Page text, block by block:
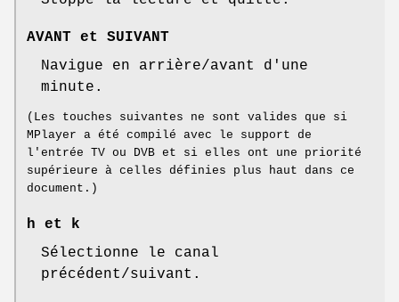
AVANT et SUIVANT
Navigue en arrière/avant d'une
minute.
(Les touches suivantes ne sont valides que si
MPlayer a été compilé avec le support de
l'entrée TV ou DVB et si elles ont une priorité
supérieure à celles définies plus haut dans ce
document.)
h et k
Sélectionne le canal
précédent/suivant.